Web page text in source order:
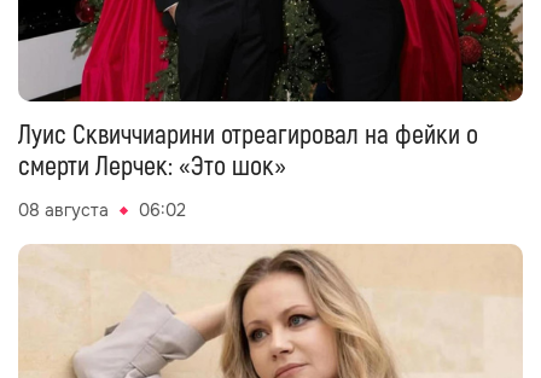
Луис Сквиччиарини отреагировал на фейки о
смерти Лерчек: «Это шок»
08 августа 06:02